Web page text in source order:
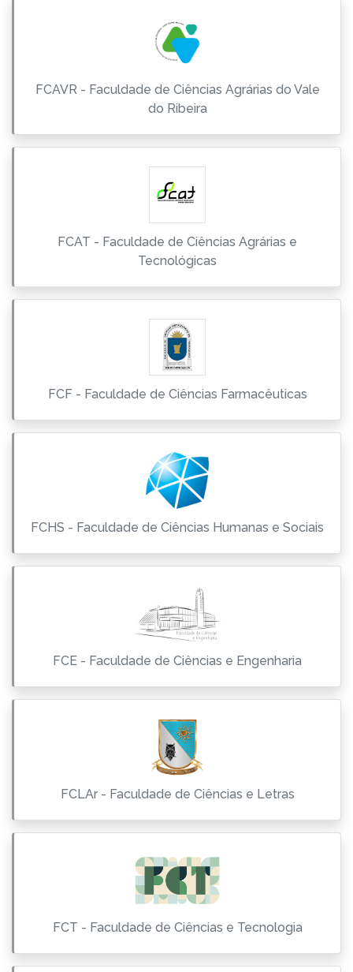
FCAVR - Faculdade de Ciências Agrárias do Vale
do Ribeira
FCAT - Faculdade de Ciências Agrárias e
Tecnológicas
FCF - Faculdade de Ciências Farmacêuticas
FCHS - Faculdade de Ciências Humanas e Sociais
FCE - Faculdade de Ciências e Engenharia
FCLAr - Faculdade de Ciências e Letras
FCT - Faculdade de Ciências e Tecnologia